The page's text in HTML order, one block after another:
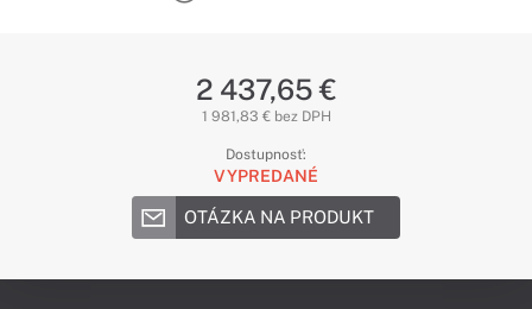
2 437,65 €
1 981,83 € bez DPH
Dostupnosť:
VYPREDANÉ
OTÁZKA NA PRODUKT